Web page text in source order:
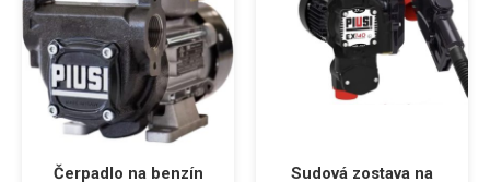
Čerpadlo na benzín
Sudová zostava na